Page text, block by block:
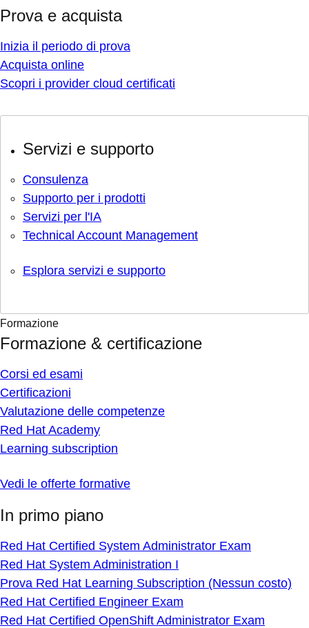
Prova e acquista
Inizia il periodo di prova
Acquista online
Scopri i provider cloud certificati
Servizi e supporto
Consulenza
Supporto per i prodotti
Servizi per l'IA
Technical Account Management
Esplora servizi e supporto
Formazione
Formazione & certificazione
Corsi ed esami
Certificazioni
Valutazione delle competenze
Red Hat Academy
Learning subscription
Vedi le offerte formative
In primo piano
Red Hat Certified System Administrator Exam
Red Hat System Administration I
Prova Red Hat Learning Subscription (Nessun costo)
Red Hat Certified Engineer Exam
Red Hat Certified OpenShift Administrator Exam